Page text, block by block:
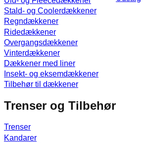
Stald- og Coolerdækkener
Regndækkener
Ridedækkener
Overgangsdækkener
Vinterdækkener
Dækkener med liner
Insekt- og eksemdækkener
Tilbehør til dækkener
Trenser og Tilbehør
Trenser
Kandarer